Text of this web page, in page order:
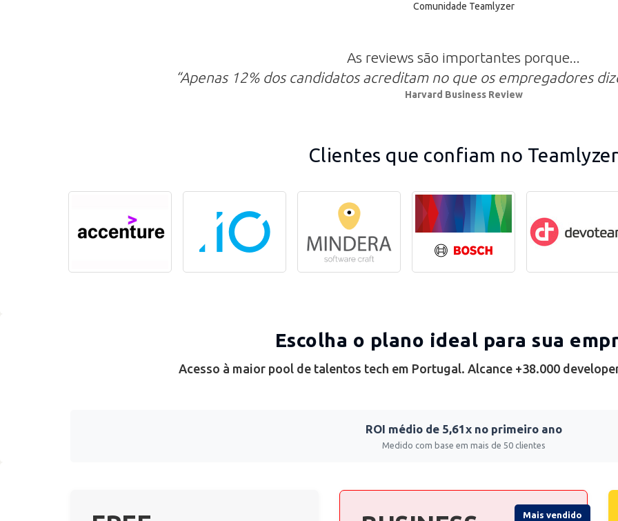
Comunidade Teamlyzer
As reviews são importantes porque...
“Apenas 12% dos candidatos acreditam no que os empregadores
Harvard Business Review
Clientes que confiam no
Escolha o plano ideal para sua
Acesso à maior pool de talentos tech em Portugal. Alcance +38.000
ROI médio de 5,61x no primeiro ano
Medido com base em mais de 50 clientes
Mais vendido